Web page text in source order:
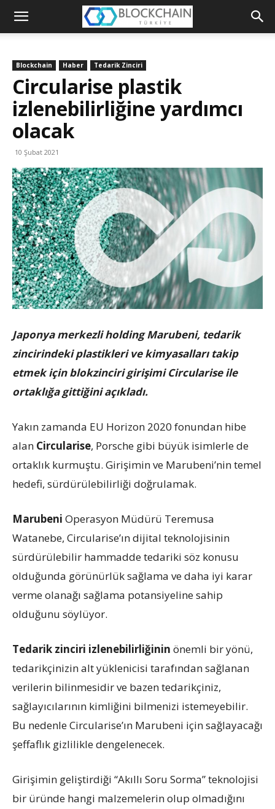
Blockchain
Platformu
Blockchain Haber Tedarik Zinciri
Circularise plastik
izlenebilirliğine yardımcı
olacak
10 Şubat 2021
Japonya merkezli holding Marubeni, tedarik
zincirindeki plastikleri ve kimyasalları takip
etmek için blokzinciri girişimi Circularise ile
ortaklığa gittiğini açıkladı.
Yakın zamanda EU Horizon 2020 fonundan hibe
alan Circularise, Porsche gibi büyük isimlerle de
ortaklık kurmuştu. Girişimin ve Marubeni’nin temel
hedefi, sürdürülebilirliği doğrulamak.
Marubeni Operasyon Müdürü Teremusa
Watanebe, Circularise’ın dijital teknolojisinin
sürdürülebilir hammadde tedariki söz konusu
olduğunda görünürlük sağlama ve daha iyi karar
verme olanağı sağlama potansiyeline sahip
olduğunu söylüyor.
Tedarik zinciri izlenebilirliğinin önemli bir yönü,
tedarikçinizin alt yüklenicisi tarafından sağlanan
verilerin bilinmesidir ve bazen tedarikçiniz,
sağlayıcılarının kimliğini bilmenizi istemeyebilir.
Bu nedenle Circularise’ın Marubeni için sağlayacağı
şeffaflık gizlilikle dengelenecek.
Girişimin geliştirdiği “Akıllı Soru Sorma” teknolojisi
bir üründe hangi malzemelerin olup olmadığını